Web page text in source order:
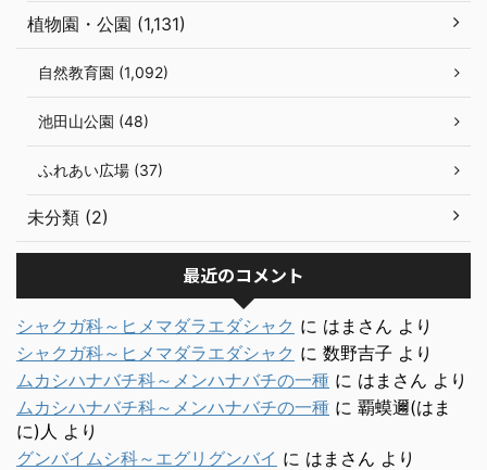
植物園・公園 (1,131)
自然教育園 (1,092)
池田山公園 (48)
ふれあい広場 (37)
未分類 (2)
最近のコメント
シャクガ科～ヒメマダラエダシャク に はまさん より
シャクガ科～ヒメマダラエダシャク に 数野吉子 より
ムカシハナバチ科～メンハナバチの一種 に はまさん より
ムカシハナバチ科～メンハナバチの一種 に 覇蟆邇(はま
に)人 より
グンバイムシ科～エグリグンバイ に はまさん より